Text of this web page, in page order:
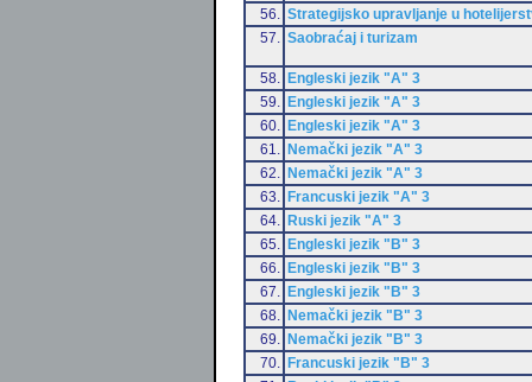
56.
Strategijsko upravljanje u
57.
Saobraćaj i turizam
58.
Engleski jezik "A" 3
59.
Engleski jezik "A" 3
60.
Engleski jezik "A" 3
61.
Nemački jezik "A" 3
62.
Nemački jezik "A" 3
63.
Francuski jezik "A" 3
64.
Ruski jezik "A" 3
65.
Engleski jezik "B" 3
66.
Engleski jezik "B" 3
67.
Engleski jezik "B" 3
68.
Nemački jezik "B" 3
69.
Nemački jezik "B" 3
70.
Francuski jezik "B" 3